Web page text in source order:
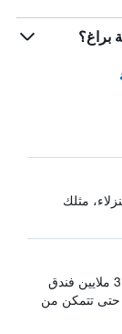
براغ؟
مثلك
يبحث HotelsCombined في أكثر من 3 ملايين فندق
حتى تتمكن من